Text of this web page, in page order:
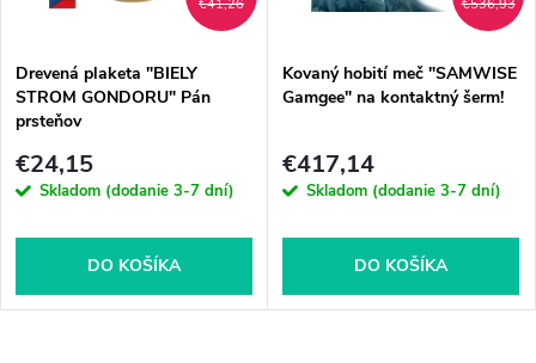
€41,26
Drevená plaketa "BIELY
STROM GONDORU" Pán
prsteňov
€24,15
Skladom (dodanie 3-7 dní)
DO KOŠÍKA
€536,93
Kovaný hobití meč "SAMWISE
Gamgee" na kontaktný šerm!
€417,14
Skladom (dodanie 3-7 dní)
DO KOŠÍKA